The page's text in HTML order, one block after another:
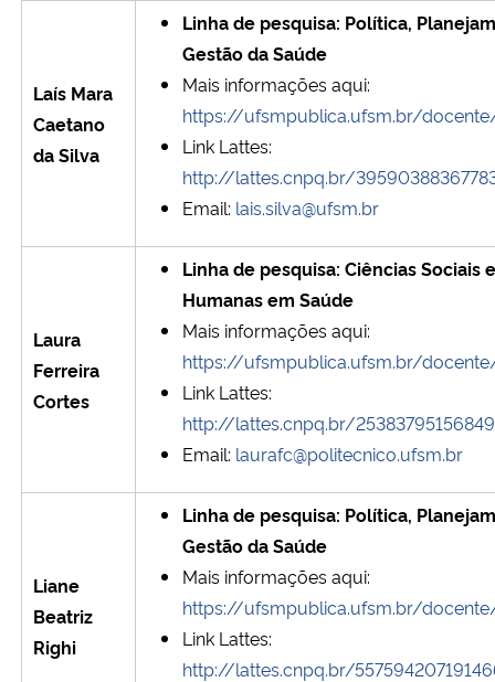
Controladoria-Geral da União
Ministério da Mulher, da Família e dos Direitos Humanos
Advocacia-Geral da União
Banco Central do Brasil
Laís Mara
Caetano
da Silva
Linha de pesquisa: Política,
Gestão da Saúde
Mais informações aqui:
https://ufsmpublica.ufsm.br/
Link Lattes:
http://lattes.cnpq.br/
Email: lais.silva@ufsm.br
Laura
Ferreira
Cortes
Linha de pesquisa: Ciências Sociais e
Humanas em Saúde
Mais informações aqui:
https://ufsmpublica.ufsm.br/
Link Lattes:
http://lattes.cnpq.br/
Email: laurafc@politecnico.ufsm.br
Liane
Beatriz
Righi
Linha de pesquisa: Política,
Gestão da Saúde
Mais informações aqui:
https://ufsmpublica.ufsm.br/
Link Lattes:
http://lattes.cnpq.br/